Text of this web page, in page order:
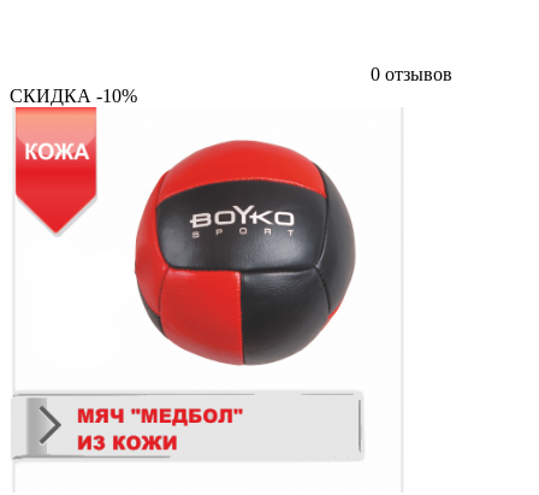
0 отзывов
СКИДКА -10%